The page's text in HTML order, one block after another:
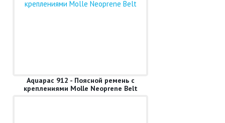
Aquapac 912 - Поясной ремень с
креплениями Molle Neoprene Belt